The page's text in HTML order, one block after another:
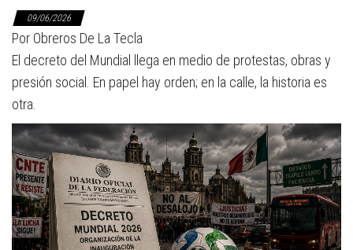
09/06/2026
Por Obreros De La Tecla
El decreto del Mundial llega en medio de protestas, obras y
presión social. En papel hay orden; en la calle, la historia es
otra.